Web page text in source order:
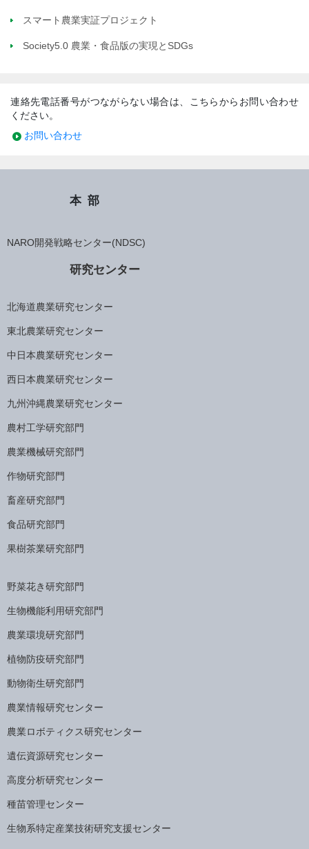
スマート農業実証プロジェクト
Society5.0 農業・食品版の実現とSDGs
連絡先電話番号がつながらない場合は、こちらからお問い合わせ
ください。
お問い合わせ
本部
NARO開発戦略センター(NDSC)
研究センター
北海道農業研究センター
東北農業研究センター
中日本農業研究センター
西日本農業研究センター
九州沖縄農業研究センター
農村工学研究部門
農業機械研究部門
作物研究部門
畜産研究部門
食品研究部門
果樹茶業研究部門
野菜花き研究部門
生物機能利用研究部門
農業環境研究部門
植物防疫研究部門
動物衛生研究部門
農業情報研究センター
農業ロボティクス研究センター
遺伝資源研究センター
高度分析研究センター
種苗管理センター
生物系特定産業技術研究支援センター